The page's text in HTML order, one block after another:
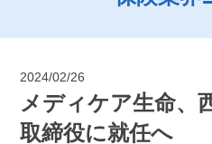
2024/02/26
メディケア生命、
取締役に就任へ